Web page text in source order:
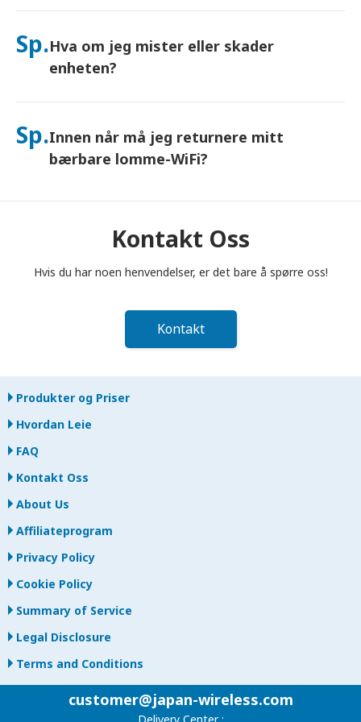
Ja – koble til opptil 10 enheter samtidig (telefoner, nettbrett,
inkluderer en gratis nødlader for bruk hele dagen.
Sp.Hva om jeg mister eller skader
enheten?
Du kan legge til Forsikring i kassen for å dekke tap eller skade.
skjer, kontakt oss umiddelbart – vi hjelper deg med å holde
deg tilkoblet.
Sp.Innen når må jeg returnere mitt
bærbare lomme-WiFi?
avsluttet. Hvis du returnerer for sent, vil du bli belastet.
Kontakt Oss
Hvis du har noen henvendelser, er det bare å spørre oss!
Kontakt
Produkter og Priser
Hvordan Leie
FAQ
Kontakt Oss
About Us
Affiliateprogram
Privacy Policy
Cookie Policy
Summary of Service
Legal Disclosure
Terms and Conditions
customer@japan-wireless.com